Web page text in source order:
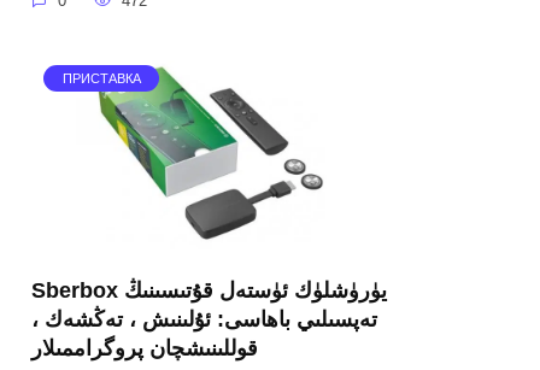
ПРИСТАВКА
Sberbox يۈرۈشلۈك ئۈستەل قۇتىسىنىڭ
تەپسىلىي باھاسى: ئۇلىنىش ، تەڭشەك ،
قوللىنىشچان پروگراممىلار